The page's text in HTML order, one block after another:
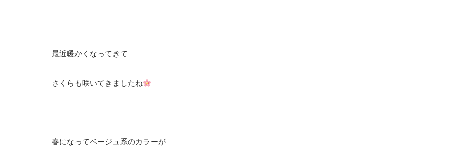
最近暖かくなってきて
さくらも咲いてきましたね
春になってベージュ系のカラーが